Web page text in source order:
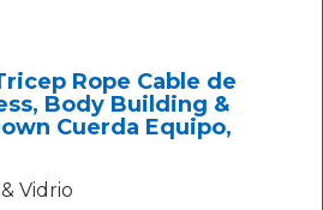
Rope Cable de
Body Building &
Cuerda Equipo,
Vidrio